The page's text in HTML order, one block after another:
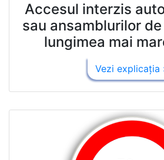
Accesul interzis
sau ansamblurilor
lungimea mai
Vezi explicaţia